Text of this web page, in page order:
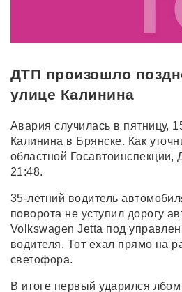
ДТП произошло
улице Калинина
Авария случилась в пятницу,
Калинина в Брянске. Как
областной
21:48.
35-летний водитель
поворота не уступил дорогу
Volkswagen Jetta под
водителя. Тот ехал прямо на
светофора.
В итоге первый ударился